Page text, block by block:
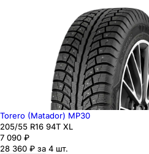
Torero (Matador) MP30
205/55 R16 94T XL
7 090 ₽
28 360 ₽ за 4 шт.